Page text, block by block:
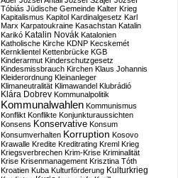
Tóbiás Jüdische Gemeinde Kalter Krieg
Kapitalismus Kapitol Kardinalgesetz Karl
Marx Karpatoukraine Kasachstan Katalin
Karikó Katalin Novák Katalonien
Katholische Kirche KDNP Kecskemét
Kernklientel Kettenbrücke KGB
Kinderarmut Kinderschutzgesetz
Kindesmissbrauch Kirchen Klaus Johannis
Kleiderordnung Kleinanleger
Klimaneutralität Klimawandel Klubrádió
Klára Dobrev Kommunalpolitik
Kommunalwahlen Kommunismus
Konflikt Konflikte Konjunkturaussichten
Konsens Konservative Konsum
Konsumverhalten Korruption Kosovo
Krawalle Kredite Kreditrating Kreml Krieg
Kriegsverbrechen Krim-Krise Kriminalität
Krise Krisenmanagement Krisztina Tóth
Kroatien Kuba Kulturförderung Kulturkrieg